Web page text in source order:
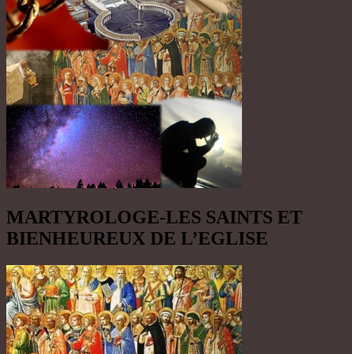
MARTYROLOGE-LES SAINTS ET
BIENHEUREUX DE L’EGLISE